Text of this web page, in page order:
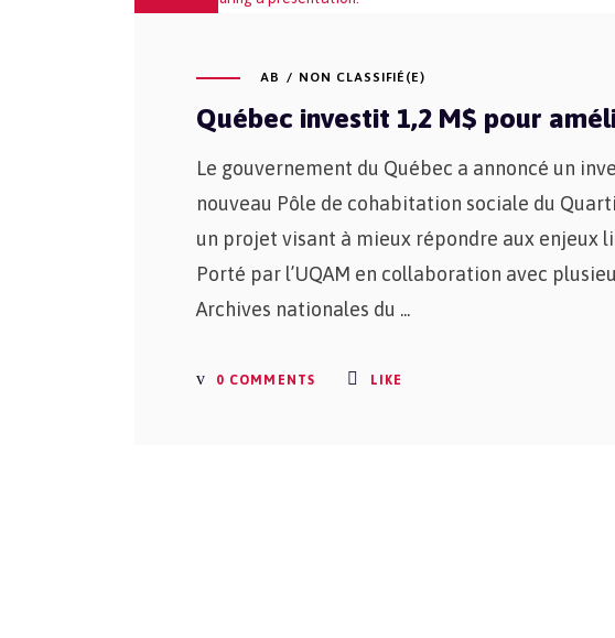
AB NON CLASSIFIÉ(E)
Québec investit 1,2 M$ pour
Le gouvernement du Québec a annoncé un
nouveau Pôle de cohabitation sociale du
un projet visant à mieux répondre aux enjeux
Porté par l’UQAM en collaboration avec
Archives nationales du
0 COMMENTS LIKE